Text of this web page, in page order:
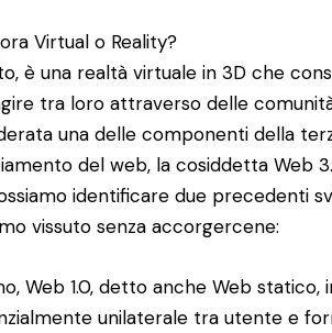
Virtual o Reality?
è una realtà virtuale in 3D che
tra loro attraverso delle
una delle componenti della
del web, la cosiddetta Web
identificare due precedenti
vissuto senza accorgercene:
Web 1.0, detto anche Web statico,
unilaterale tra utente e